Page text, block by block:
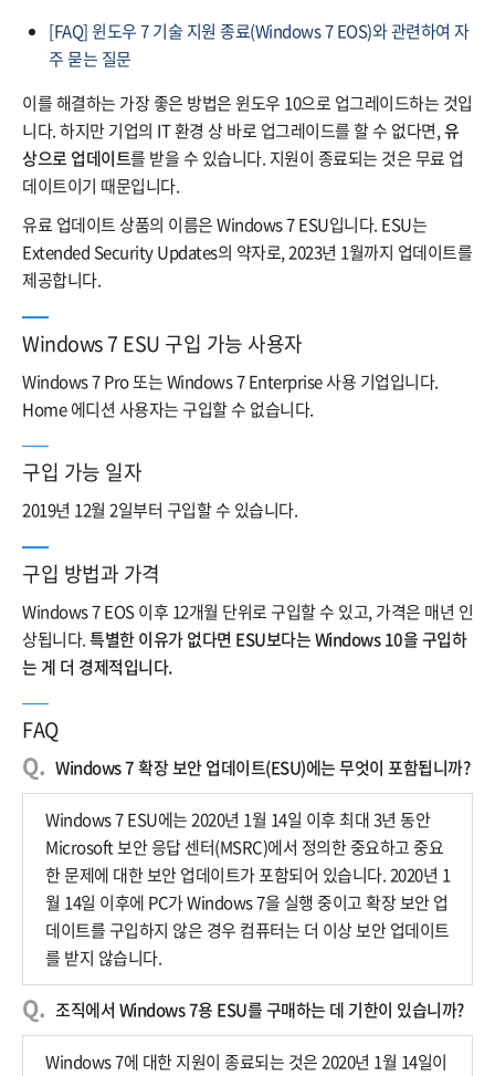
[FAQ] 윈도우 7 기술 지원 종료(Windows 7 EOS)와 관련하여 자
주 묻는 질문
이를 해결하는 가장 좋은 방법은 윈도우 10으로 업그레이드하는 것입
니다. 하지만 기업의 IT 환경 상 바로 업그레이드를 할 수 없다면,유
상으로 업데이트를 받을 수 있습니다. 지원이 종료되는 것은 무료 업
데이트이기 때문입니다.
유료 업데이트 상품의 이름은 Windows 7 ESU입니다. ESU는
Extended Security Updates의 약자로, 2023년 1월까지 업데이트를
제공합니다.
Windows 7 ESU 구입 가능 사용자
Windows 7 Pro 또는 Windows 7 Enterprise 사용 기업입니다.
Home 에디션 사용자는 구입할 수 없습니다.
구입 가능 일자
2019년 12월 2일부터 구입할 수 있습니다.
구입 방법과 가격
Windows 7 EOS 이후 12개월 단위로 구입할 수 있고, 가격은 매년 인
상됩니다.특별한 이유가 없다면 ESU보다는 Windows 10을 구입하
는 게 더 경제적입니다.
FAQ
Windows 7 확장 보안 업데이트(ESU)에는 무엇이 포함됩니까?
Windows 7 ESU에는 2020년 1월 14일 이후 최대 3년 동안
Microsoft 보안 응답 센터(MSRC)에서 정의한 중요하고 중요
한 문제에 대한 보안 업데이트가 포함되어 있습니다. 2020년 1
월 14일 이후에 PC가 Windows 7을 실행 중이고 확장 보안 업
데이트를 구입하지 않은 경우 컴퓨터는 더 이상 보안 업데이트
를 받지 않습니다.
조직에서 Windows 7용 ESU를 구매하는 데 기한이 있습니까?
Windows 7에 대한 지원이 종료되는 것은 2020년 1월 14일이